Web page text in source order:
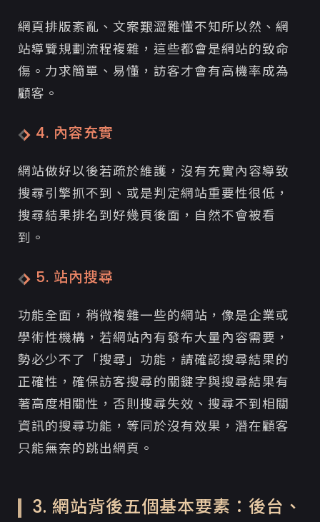
網頁排版紊亂、文案艱澀難懂不知所以然、網
站導覽規劃流程複雜，這些都會是網站的致命
傷。力求簡單、易懂，訪客才會有高機率成為
顧客。
4. 內容充實
網站做好以後若疏於維護，沒有充實內容導致
搜尋引擎抓不到、或是判定網站重要性很低，
搜尋結果排名到好幾頁後面，自然不會被看
到。
5. 站內搜尋
功能全面，稍微複雜一些的網站，像是企業或
學術性機構，若網站內有發布大量內容需要，
勢必少不了「搜尋」功能，請確認搜尋結果的
正確性，確保訪客搜尋的關鍵字與搜尋結果有
著高度相關性，否則搜尋失效、搜尋不到相關
資訊的搜尋功能，等同於沒有效果，潛在顧客
只能無奈的跳出網頁。
3. 網站背後五個基本要素：後台、